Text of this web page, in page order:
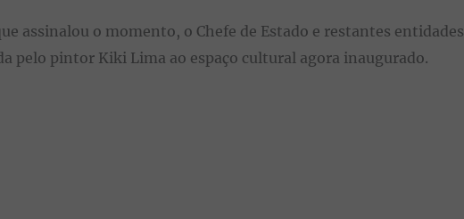
assinalou o momento, o Chefe de Estado e restantes entidades
pelo pintor Kiki Lima ao espaço cultural agora inaugurado.